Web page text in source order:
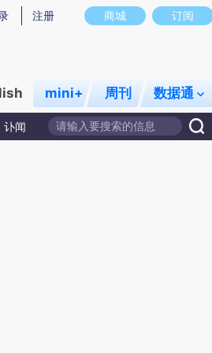
意图存在偏差。不代表财新观点和立场。推荐
商城 订阅
注册
mini+ 周刊 数据通
讣闻